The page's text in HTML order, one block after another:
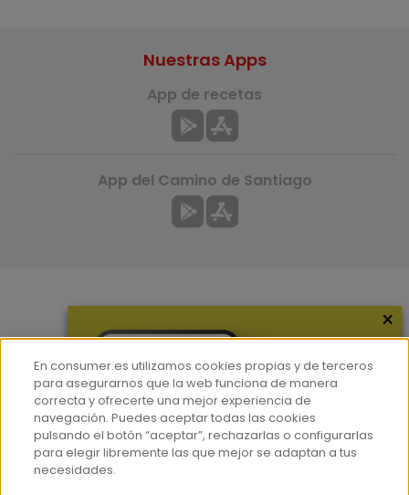
Hemeroteca
Contacto
Prensa
Corpus Lingüístico Consumer
Nuestras Apps
App de recetas
App del Camino de Santiago
×
En consumer.es utilizamos cookies propias y de terceros
para asegurarnos que la web funciona de manera
correcta y ofrecerte una mejor experiencia de
navegación. Puedes aceptar todas las cookies
pulsando el botón “aceptar”, rechazarlas o configurarlas
para elegir libremente las que mejor se adaptan a tus
necesidades.